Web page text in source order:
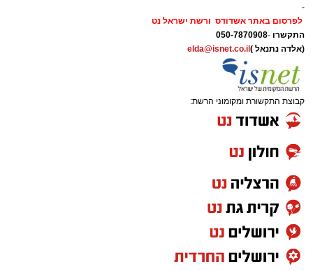
-
לפרסום באתר אשדודס ורשת ישראל נט
התקשרו -
050-7870908
(אלדה נתנאל ) elda@isnet.co.il
קבוצת התקשורת ומקומוני הרשת: